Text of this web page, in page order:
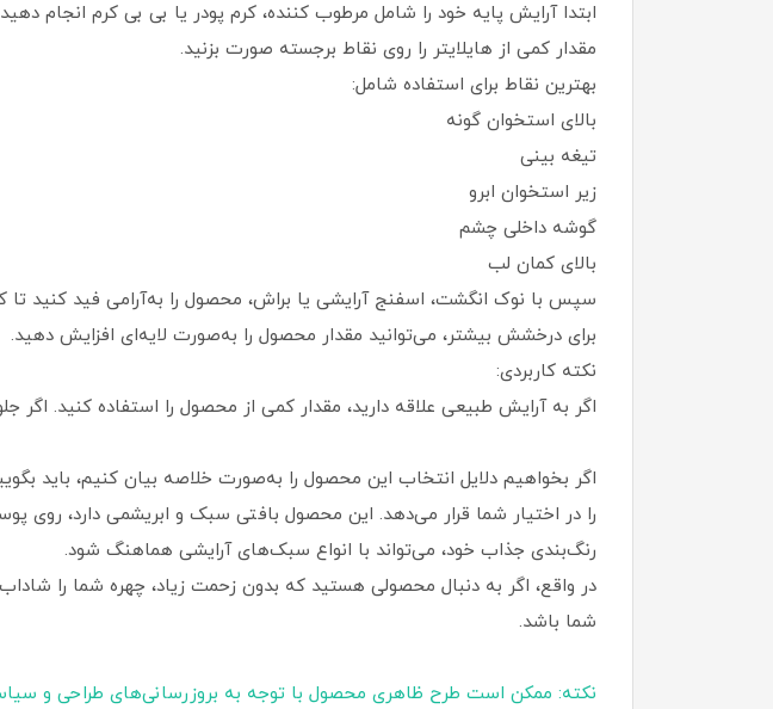
ابتدا آرایش پایه خود را شامل مرطوب‌ کننده، کرم پودر یا بی‌ بی کرم انجام
مقدار کمی از هایلایتر را روی نقاط برجسته صورت بزنید.
بهترین نقاط برای استفاده شامل:
بالای استخوان گونه
تیغه بینی
زیر استخوان ابرو
گوشه داخلی چشم
بالای کمان لب
سپس با نوک انگشت، اسفنج آرایشی یا براش، محصول را به‌آرامی فید کنید تا
برای درخشش بیشتر، می‌توانید مقدار محصول را به‌صورت لایه‌ای افزایش دهید.
نکته کاربردی:
اگر به آرایش طبیعی علاقه دارید، مقدار کمی از محصول را استفاده کنید. اگر
اگر بخواهیم دلایل انتخاب این محصول را به‌صورت خلاصه بیان کنیم، باید
را در اختیار شما قرار می‌دهد. این محصول بافتی سبک و ابریشمی دارد، روی
رنگ‌بندی جذاب خود، می‌تواند با انواع سبک‌های آرایشی هماهنگ شود.
در واقع، اگر به دنبال محصولی هستید که بدون زحمت زیاد، چهره شما را
شما باشد.
نکته: ممکن است طرح ظاهری محصول با توجه به بروزرسانی‌های طراحی و